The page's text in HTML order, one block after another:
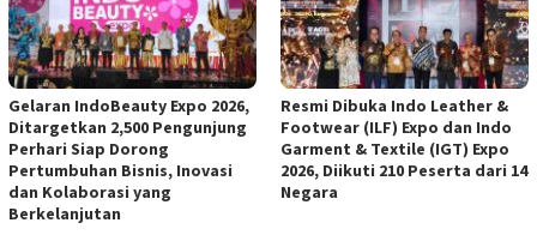
Gelaran IndoBeauty Expo 2026,
Ditargetkan 2,500 Pengunjung
Perhari Siap Dorong
Pertumbuhan Bisnis, Inovasi
dan Kolaborasi yang
Berkelanjutan
Resmi Dibuka Indo Leather &
Footwear (ILF) Expo dan Indo
Garment & Textile (IGT) Expo
2026, Diikuti 210 Peserta dari 14
Negara